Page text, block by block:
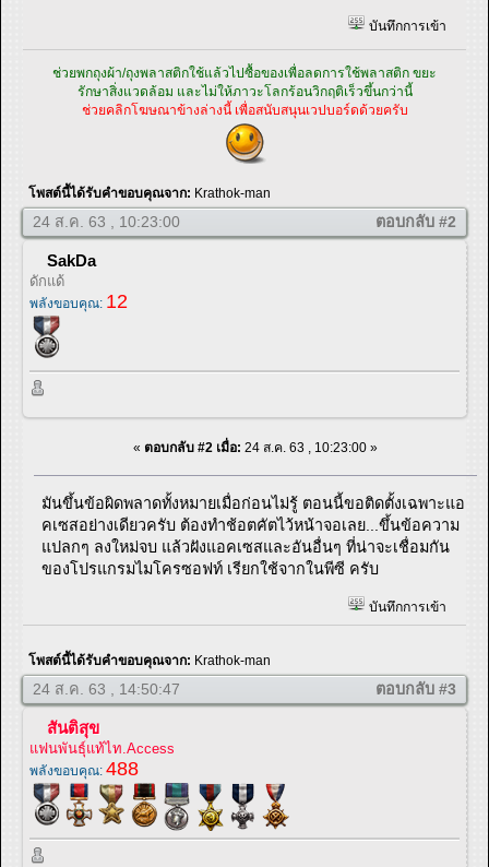
บันทึกการเข้า
ช่วยพกถุงผ้า/ถุงพลาสติกใช้แล้วไปซื้อของเพื่อลดการใช้พลาสติก ขยะ
รักษาสิ่งแวดล้อม และไม่ให้ภาวะโลกร้อนวิกฤติเร็วขึ้นกว่านี้
ช่วยคลิกโฆษณาข้างล่างนี้ เพื่อสนับสนุนเวปบอร์ดด้วยครับ
โพสต์นี้ได้รับคำขอบคุณจาก: Krathok-man
24 ส.ค. 63 , 10:23:00 ตอบกลับ #2
SakDa
ดักแด้
พลังขอบคุณ: 12
« ตอบกลับ #2 เมื่อ: 24 ส.ค. 63 , 10:23:00 »
มันขึ้นข้อผิดพลาดทั้งหมายเมื่อก่อนไม่รู้ ตอนนี้ขอติดตั้งเฉพาะแอ
คเซสอย่างเดียวครับ ต้องทำช้อตคัตไว้หน้าจอเลย...ขึ้นข้อความ
แปลกๆ ลงใหม่จบ แล้วฝังแอคเซสและอันอื่นๆ ที่น่าจะเชื่อมกัน
ของโปรแกรมไมโครซอฟท์ เรียกใช้จากในพีซี ครับ
บันทึกการเข้า
โพสต์นี้ได้รับคำขอบคุณจาก: Krathok-man
24 ส.ค. 63 , 14:50:47 ตอบกลับ #3
สันติสุข
แฟนพันธุ์แท้ไท.Access
พลังขอบคุณ: 488